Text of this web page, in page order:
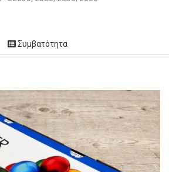
Συμβατότητα